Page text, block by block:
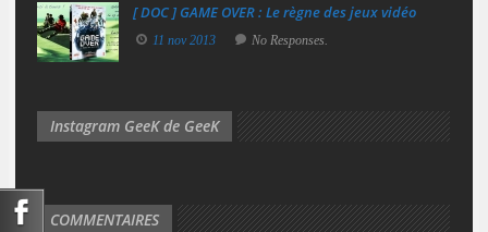
[ DOC ] GAME OVER : Le règne des jeux vidéo
11 nov 2013 No Responses.
Instagram GeeK de GeeK
COMMENTAIRES